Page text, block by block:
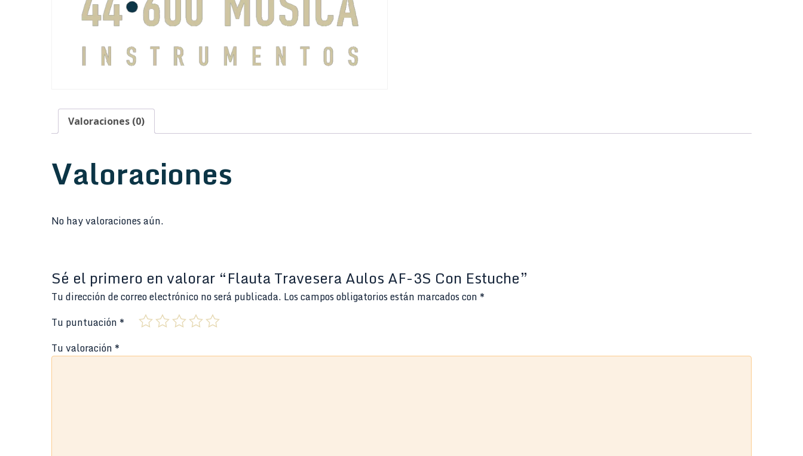
Valoraciones (0)
Valoraciones
No hay valoraciones aún.
Sé el primero en valorar “Flauta Travesera Aulos AF-3S Con Estuche”
Tu dirección de correo electrónico no será publicada. Los campos obligatorios están marcados con *
Tu puntuación *
Tu valoración *